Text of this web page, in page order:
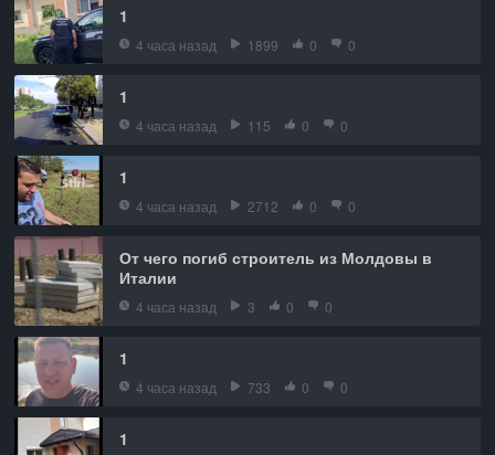
1
4 часа назад 1899 0 0
1
4 часа назад 115 0 0
1
4 часа назад 2712 0 0
От чего погиб строитель из Молдовы в
Италии
4 часа назад 3 0 0
1
4 часа назад 733 0 0
1